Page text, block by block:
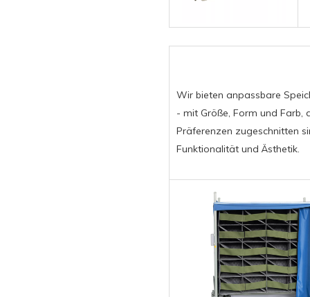
Wir bieten anpassbare
- mit Größe, Form und Farb,
Präferenzen zugeschnitten
Funktionalität und Ästhetik.